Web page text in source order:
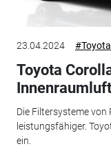
23.04.2024 #Toyota
Toyota
Innenraumluft
Die Filtersysteme
leistungsfähiger.
ein.